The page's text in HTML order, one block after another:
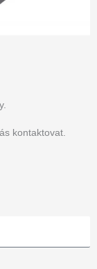
kontaktovat.